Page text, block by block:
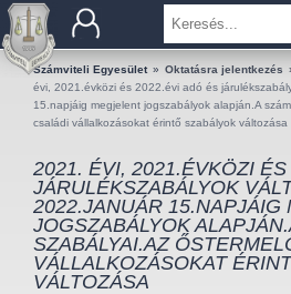
BEMUTATKOZÁS
TAGOK
OKTATÁS
KÉRDÉSEK ÉS VÁLASZOK
TUDÁSTÁR
Számviteli Egyesület » Oktatásra jelentkezés
évi, 2021.évközi és 2022.évi adó és
15.napjáig megjelent jogszabályok alapján.A
családi vállalkozásokat érintő szabályok változása
2021. ÉVI, 2021.ÉVKÖZI
JÁRULÉKSZABÁLYOK
2022.JANUÁR 15.NAPJÁIG
JOGSZABÁLYOK
SZABÁLYAI.AZ
VÁLLALKOZÁSOKAT
VÁLTOZÁSA